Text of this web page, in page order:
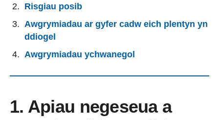
Risgiau posib
Awgrymiadau ar gyfer cadw eich plentyn yn
ddiogel
Awgrymiadau ychwanegol
1. Apiau negeseua a